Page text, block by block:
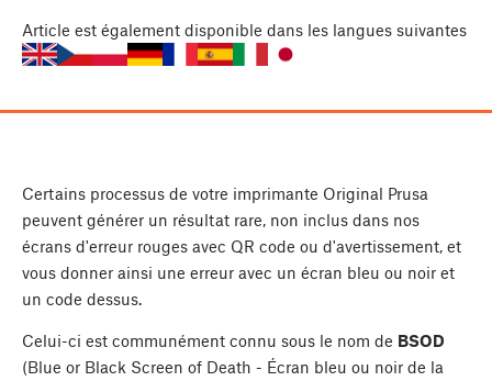
Article est également disponible dans les langues suivantes
Certains processus de votre imprimante Original Prusa
peuvent générer un résultat rare, non inclus dans nos
écrans d'erreur rouges avec QR code ou d'avertissement, et
vous donner ainsi une erreur avec un écran bleu ou noir et
un code dessus.
Celui-ci est communément connu sous le nom de BSOD
(Blue or Black Screen of Death - Écran bleu ou noir de la